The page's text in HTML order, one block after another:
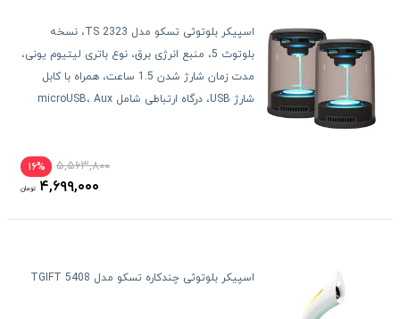
اسپیکر بلوتوثی تسکو مدل TS 2323، نسخه
بلوتوث 5، منبع انرژی برق، نوع باتری لیتیوم یونی،
مدت زمان شارژ شدن 1.5 ساعت، همراه با کابل
شارژ USB، درگاه ارتباطی شامل microUSB، Aux
۱۶% ۵,۵۶۳,۸۰۰
۴,۶۹۹,۰۰۰ تومان
اسپیکر بلوتوثی چندکاره تسکو مدل TGIFT 5408